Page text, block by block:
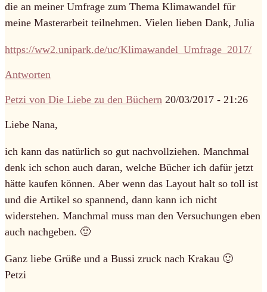
die an meiner Umfrage zum Thema Klimawandel für
meine Masterarbeit teilnehmen. Vielen lieben Dank, Julia
https://ww2.unipark.de/uc/Klimawandel_Umfrage_2017/
Antworten
Petzi von Die Liebe zu den Büchern 20/03/2017 - 21:26
Liebe Nana,
ich kann das natürlich so gut nachvollziehen. Manchmal
denk ich schon auch daran, welche Bücher ich dafür jetzt
hätte kaufen können. Aber wenn das Layout halt so toll ist
und die Artikel so spannend, dann kann ich nicht
widerstehen. Manchmal muss man den Versuchungen eben
auch nachgeben. 🙂
Ganz liebe Grüße und a Bussi zruck nach Krakau 🙂
Petzi